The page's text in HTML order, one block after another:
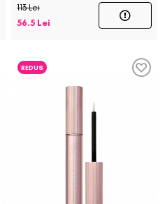
113 Lei
56.5 Lei
REDUS